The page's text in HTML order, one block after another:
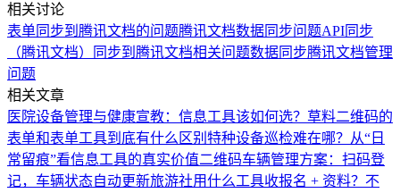
相关讨论
表单同步到腾讯文档的问题腾讯文档数据同步问题API同步
（腾讯文档）
同步到腾讯文档相关问题数据同步腾讯文档管理
问题
相关文章
医院设备管理与健康宣教：信息工具该如何选？ 草料二维码的
表单和表单工具到底有什么区别 特种设备巡检难在哪？从“日
常留痕”看信息工具的真实价值二维码车辆管理方案：扫码登
记，车辆状态自动更新旅游社用什么工具收报名 + 资料？不